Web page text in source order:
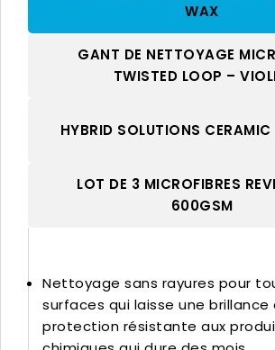
WAX
GANT DE NETTOYAGE
TWISTED LOOP –
HYBRID SOLUTIONS
LOT DE 3 MICROFIBRES
600GSM
Nettoyage sans rayures pour
surfaces qui laisse une brillance
protection résistante aux